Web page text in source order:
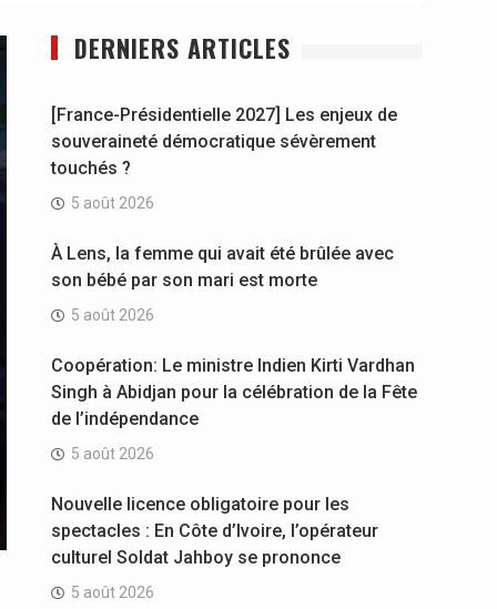
DERNIERS ARTICLES
[France-Présidentielle 2027] Les enjeux de
souveraineté démocratique sévèrement
touchés ?
5 août 2026
À Lens, la femme qui avait été brûlée avec
son bébé par son mari est morte
5 août 2026
Coopération: Le ministre Indien Kirti Vardhan
Singh à Abidjan pour la célébration de la Fête
de l’indépendance
5 août 2026
Nouvelle licence obligatoire pour les
spectacles : En Côte d’Ivoire, l’opérateur
culturel Soldat Jahboy se prononce
5 août 2026